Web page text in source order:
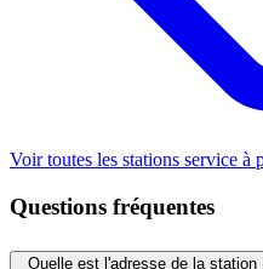
Voir toutes les stations service à
Questions fréquentes
Quelle est l'adresse de la